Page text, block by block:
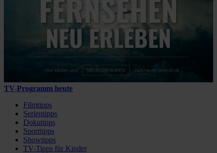
TV-Programm heute
Filmtipps
Serientipps
Dokutipps
Sporttipps
Showtipps
TV-Tipps für Kinder